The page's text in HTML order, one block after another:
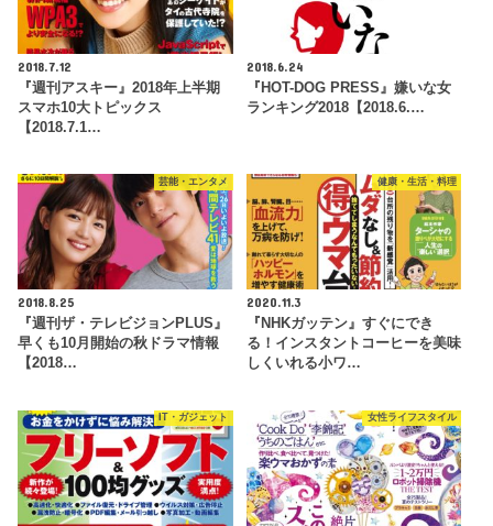
2018.7.12
『週刊アスキー』2018年上半期
スマホ10大トピックス
【2018.7.1…
2018.6.24
『HOT-DOG PRESS』嫌いな女
ランキング2018【2018.6.…
芸能・エンタメ
2018.8.25
『週刊ザ・テレビジョンPLUS』
早くも10月開始の秋ドラマ情報
【2018…
健康・生活・料理
2020.11.3
『NHKガッテン』すぐにでき
る！インスタントコーヒーを美味
しくいれる小ワ…
IT・ガジェット 女性ライフスタイル